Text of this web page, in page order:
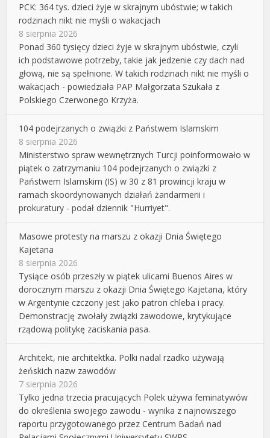
PCK: 364 tys. dzieci żyje w skrajnym ubóstwie; w takich
rodzinach nikt nie myśli o wakacjach
8 sierpnia 2026
Ponad 360 tysięcy dzieci żyje w skrajnym ubóstwie, czyli
ich podstawowe potrzeby, takie jak jedzenie czy dach nad
głową, nie są spełnione. W takich rodzinach nikt nie myśli o
wakacjach - powiedziała PAP Małgorzata Szukała z
Polskiego Czerwonego Krzyża.
104 podejrzanych o związki z Państwem Islamskim
8 sierpnia 2026
Ministerstwo spraw wewnętrznych Turcji poinformowało w
piątek o zatrzymaniu 104 podejrzanych o związki z
Państwem Islamskim (IS) w 30 z 81 prowincji kraju w
ramach skoordynowanych działań żandarmerii i
prokuratury - podał dziennik "Hurriyet".
Masowe protesty na marszu z okazji Dnia Świętego
Kajetana
8 sierpnia 2026
Tysiące osób przeszły w piątek ulicami Buenos Aires w
dorocznym marszu z okazji Dnia Świętego Kajetana, który
w Argentynie czczony jest jako patron chleba i pracy.
Demonstrację zwołały związki zawodowe, krytykujące
rządową politykę zaciskania pasa.
Architekt, nie architektka. Polki nadal rzadko używają
żeńskich nazw zawodów
7 sierpnia 2026
Tylko jedna trzecia pracujących Polek używa feminatywów
do określenia swojego zawodu - wynika z najnowszego
raportu przygotowanego przez Centrum Badań nad